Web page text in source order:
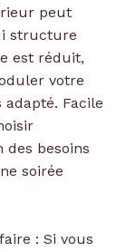
peut
structure
est réduit,
votre
Facile
des besoins
soirée
: Si vous